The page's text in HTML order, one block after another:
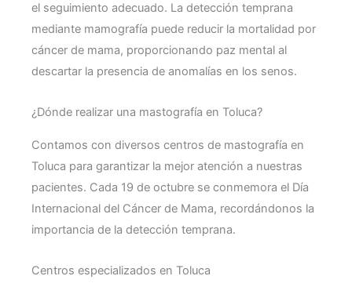
el seguimiento adecuado. La detección temprana
mediante mamografía puede reducir la mortalidad por
cáncer de mama, proporcionando paz mental al
descartar la presencia de anomalías en los senos.
¿Dónde realizar una mastografía en Toluca?
Contamos con diversos centros de mastografía en
Toluca para garantizar la mejor atención a nuestras
pacientes. Cada 19 de octubre se conmemora el Día
Internacional del Cáncer de Mama, recordándonos la
importancia de la detección temprana.
Centros especializados en Toluca